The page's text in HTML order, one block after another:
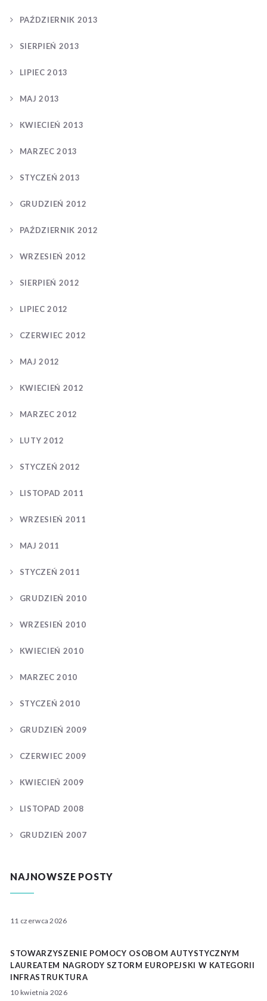
PAŹDZIERNIK 2013
SIERPIEŃ 2013
LIPIEC 2013
MAJ 2013
KWIECIEŃ 2013
MARZEC 2013
STYCZEŃ 2013
GRUDZIEŃ 2012
PAŹDZIERNIK 2012
WRZESIEŃ 2012
SIERPIEŃ 2012
LIPIEC 2012
CZERWIEC 2012
MAJ 2012
KWIECIEŃ 2012
MARZEC 2012
LUTY 2012
STYCZEŃ 2012
LISTOPAD 2011
WRZESIEŃ 2011
MAJ 2011
STYCZEŃ 2011
GRUDZIEŃ 2010
WRZESIEŃ 2010
KWIECIEŃ 2010
MARZEC 2010
STYCZEŃ 2010
GRUDZIEŃ 2009
CZERWIEC 2009
KWIECIEŃ 2009
LISTOPAD 2008
GRUDZIEŃ 2007
NAJNOWSZE POSTY
11 czerwca 2026
STOWARZYSZENIE POMOCY OSOBOM AUTYSTYCZNYM
LAUREATEM NAGRODY SZTORM EUROPEJSKI W KATEGORII
INFRASTRUKTURA
10 kwietnia 2026